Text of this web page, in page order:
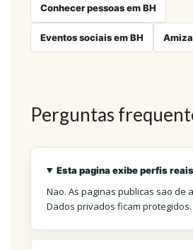
Conhecer pessoas em BH
Eventos sociais em BH
Perguntas
Esta pagina exibe perfis
Nao. As paginas publicas sao de
Dados privados ficam protegidos.